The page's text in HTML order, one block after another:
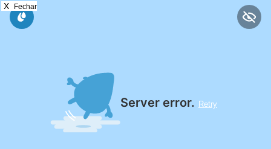
X Fechar